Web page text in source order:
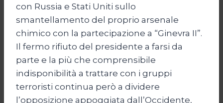
con Russia e Stati Uniti sullo
smantellamento del proprio arsenale
chimico con la partecipazione a “Ginevra II”.
Il fermo rifiuto del presidente a farsi da
parte e la più che comprensibile
indisponibilità a trattare con i gruppi
terroristi continua però a dividere
l’opposizione appoggiata dall’Occidente,